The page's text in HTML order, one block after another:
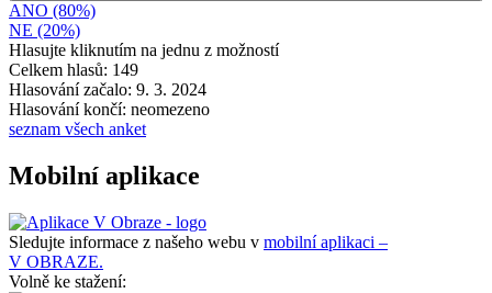
ANO (80%)
NE (20%)
Hlasujte kliknutím na jednu z možností
Celkem hlasů: 149
Hlasování začalo: 9. 3. 2024
Hlasování končí: neomezeno
seznam všech anket
Mobilní aplikace
Sledujte informace z našeho webu v mobilní aplikaci –
V OBRAZE.
Volně ke stažení: